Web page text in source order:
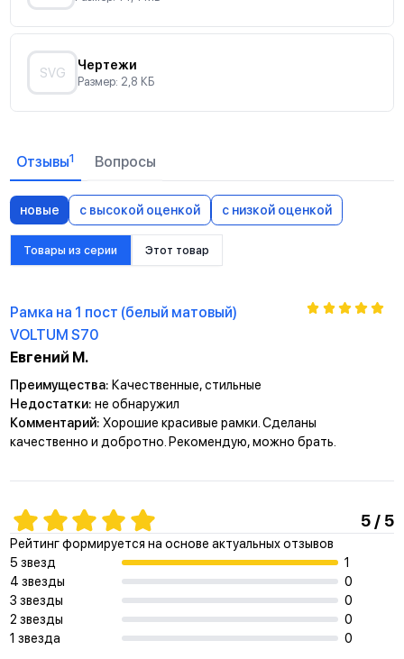
SVG
Чертежи
Размер: 2,8 КБ
Отзывы1 Вопросы
новые с высокой оценкой с низкой оценкой
Товары из серии Этот товар
Рамка на 1 пост (белый матовый)
VOLTUM S70
Евгений М.
Преимущества: Качественные, стильные
Недостатки: не обнаружил
Комментарий: Хорошие красивые рамки. Сделаны
качественно и добротно. Рекомендую, можно брать.
5 / 5
Рейтинг формируется на основе актуальных отзывов
5 звезд
1
4 звезды
0
3 звезды
0
2 звезды
0
1 звезда
0